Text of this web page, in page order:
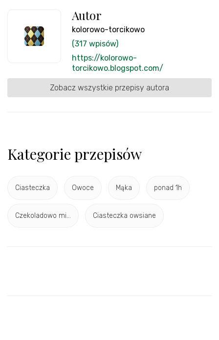
Autor
kolorowo-torcikowo
(317 wpisów)
https://kolorowo-
torcikowo.blogspot.com/
Zobacz wszystkie przepisy autora
Kategorie przepisów
Ciasteczka Owoce Mąka ponad 1h
Czekoladowo mi... Ciasteczka owsiane